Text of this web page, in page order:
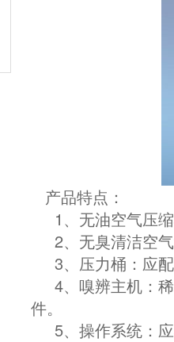
产品特点：
1、无油空气压缩
2、无臭清洁空气
3、压力桶：应配
4、嗅辨主机：稀
件。
5、操作系统：应